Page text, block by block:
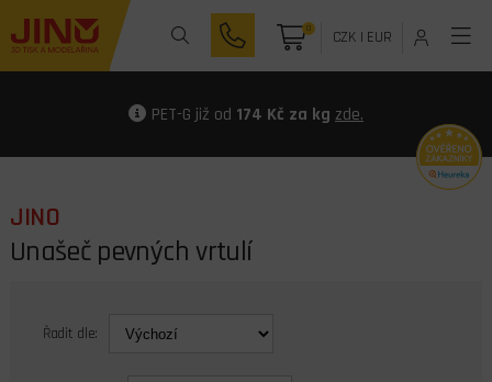
0 CZK| EUR
PET-G již od 174 Kč za kg zde.
JINO
Unašeč pevných vrtulí
Řadit dle: